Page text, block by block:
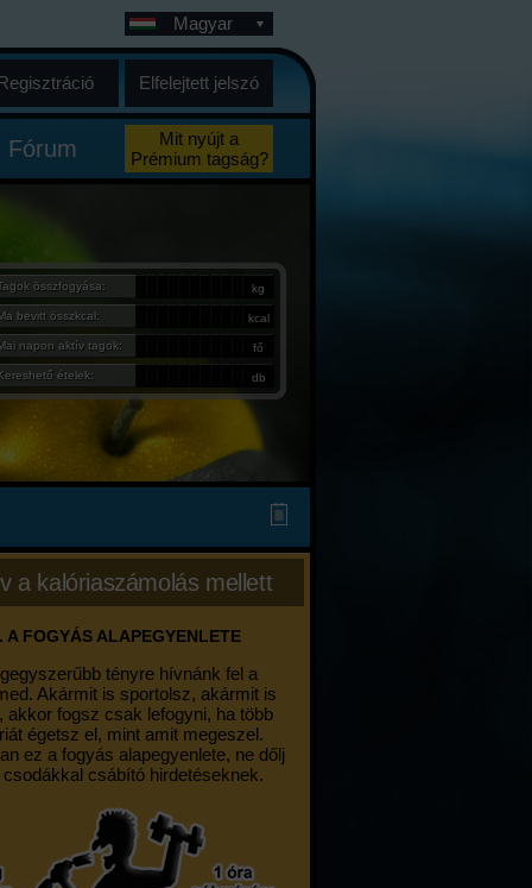
Magyar
Elfelejtett jelszó
Fórum
Mit nyújt a
Prémium tagság?
összfogyása: kg
bevitt összkcal: kcal
napon aktív tagok: fő
ételek: db
a kalóriaszámolás mellett
A FOGYÁS ALAPEGYENLETE
tényre hívnánk fel a
Akármit is sportolsz, akármit is
akkor fogsz csak lefogyni, ha több
égetsz el, mint amit megeszel.
ez a fogyás alapegyenlete, ne dőlj
csodákkal csábító hirdetéseknek.